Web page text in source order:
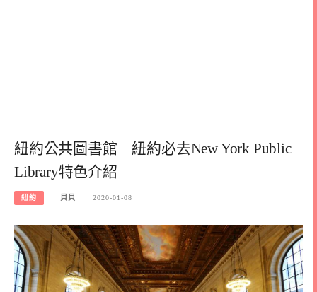
紐約公共圖書館︱紐約必去New York Public
Library特色介紹
紐約 貝貝 2020-01-08